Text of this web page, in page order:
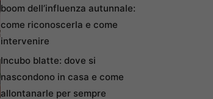
boom dell’influenza autunnale:
come riconoscerla e come
intervenire
Incubo blatte: dove si
nascondono in casa e come
allontanarle per sempre